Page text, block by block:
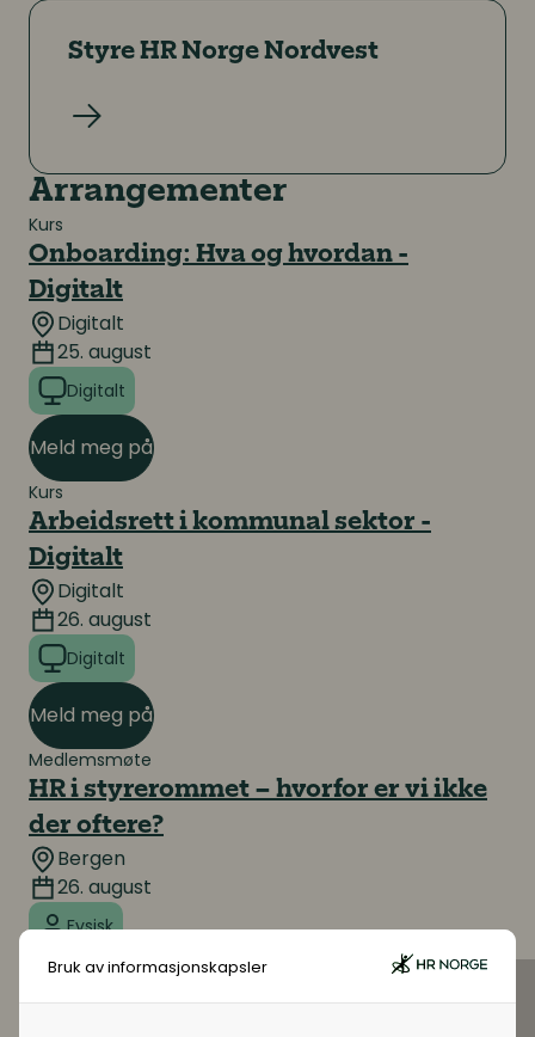
Bruk av informasjonskapsler
Styre HR Norge Nordvest
Arrangementer
Kurs
Onboarding: Hva og hvordan -
Digitalt
Digitalt
25. august
Digitalt
Meld meg på
Kurs
Arbeidsrett i kommunal sektor -
Digitalt
Digitalt
26. august
Digitalt
Meld meg på
Medlemsmøte
HR i styrerommet – hvorfor er vi ikke
der oftere?
Bergen
26. august
Fysisk